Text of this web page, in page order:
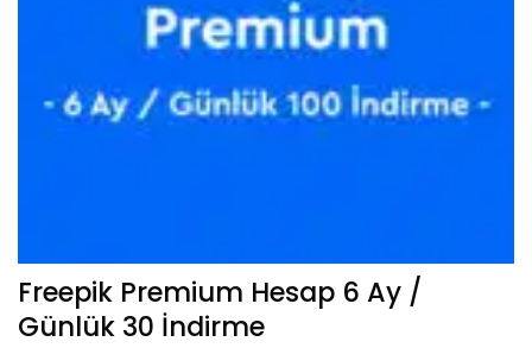
Freepik Premium Hesap 6 Ay /
Günlük 30 İndirme